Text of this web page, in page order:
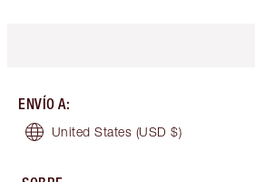
ENVÍO A:
United States (USD $)